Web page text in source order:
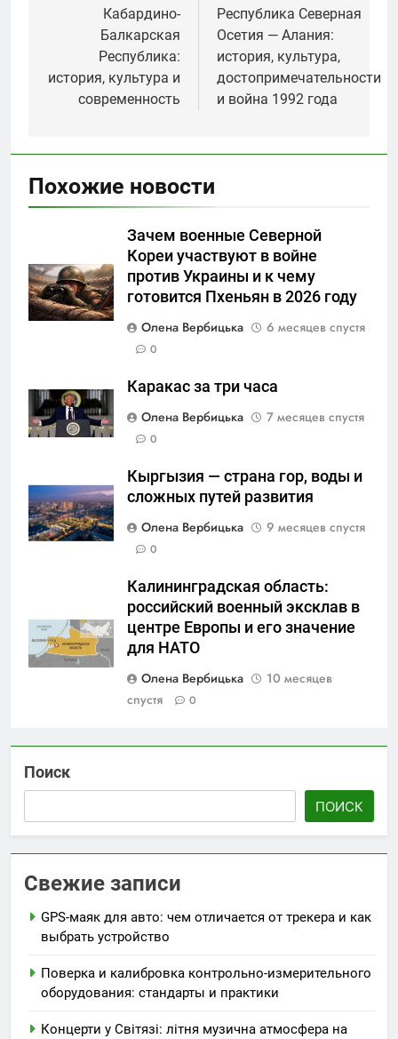
записям
Кабардино-
Балкарская
Республика:
история, культура и
современность
Республика Северная
Осетия — Алания:
история, культура,
достопримечательности
и война 1992 года
Похожие новости
Зачем военные Северной
Кореи участвуют в войне
против Украины и к чему
готовится Пхеньян в 2026 году
Олена Вербицька
6 месяцев спустя
0
Каракас за три часа
Олена Вербицька
7 месяцев спустя
0
Кыргызия — страна гор, воды и
сложных путей развития
Олена Вербицька
9 месяцев спустя
0
Калининградская область:
российский военный эксклав в
центре Европы и его значение
для НАТО
Олена Вербицька
10 месяцев
спустя
0
Поиск
ПОИСК
Свежие записи
GPS-маяк для авто: чем отличается от трекера и как
выбрать устройство
Поверка и калибровка контрольно-измерительного
оборудования: стандарты и практики
Концерти у Світязі: літня музична атмосфера на